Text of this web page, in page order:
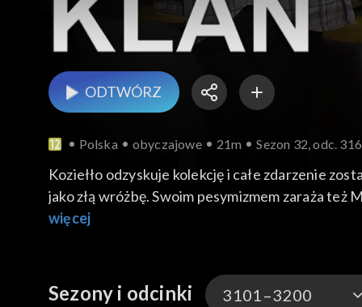
ODTWÓRZ
Polska obyczajowe 21m Sezon 32, odc.
Koziełło odzyskuje kolekcję i całe zdarzenie
jako złą wróżbę. Swoim pesymizmem zaraża
więcej
Sezony i odcinki 3101–3200